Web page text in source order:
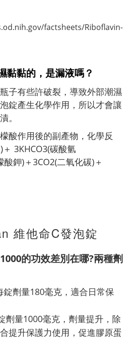
factsheets/Riboflavin-
黏黏的，是漏液嗎？
子有些許破裂，導致外部潮濕
錠產生化學作用，所以才會讓
。
酸作用後的副產物，化學反
3KHCO3(碳酸氫
鉀)＋3CO2(二氧化碳)＋
維他命C發泡錠
的功效差別在哪?兩種劑
錠劑量180毫克，適合日常保
劑量1000毫克，劑量提升，除
提升保護力使用，促進膠原蛋